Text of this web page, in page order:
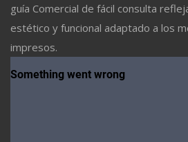
guía Comercial de fácil consulta
estético y funcional adaptado a los
impresos.